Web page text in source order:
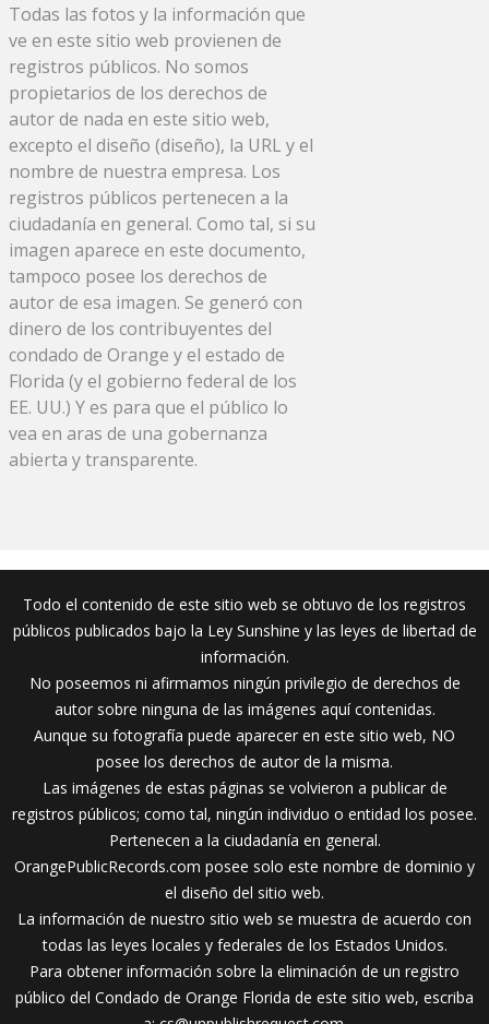
Todas las fotos y la información que
ve en este sitio web provienen de
registros públicos. No somos
propietarios de los derechos de
autor de nada en este sitio web,
excepto el diseño (diseño), la URL y el
nombre de nuestra empresa. Los
registros públicos pertenecen a la
ciudadanía en general. Como tal, si su
imagen aparece en este documento,
tampoco posee los derechos de
autor de esa imagen. Se generó con
dinero de los contribuyentes del
condado de Orange y el estado de
Florida (y el gobierno federal de los
EE. UU.) Y es para que el público lo
vea en aras de una gobernanza
abierta y transparente.
Todo el contenido de este sitio web se obtuvo de los registros
públicos publicados bajo la Ley Sunshine y las leyes de libertad de
información.
No poseemos ni afirmamos ningún privilegio de derechos de
autor sobre ninguna de las imágenes aquí contenidas.
Aunque su fotografía puede aparecer en este sitio web, NO
posee los derechos de autor de la misma.
Las imágenes de estas páginas se volvieron a publicar de
registros públicos; como tal, ningún individuo o entidad los posee.
Pertenecen a la ciudadanía en general.
OrangePublicRecords.com posee solo este nombre de dominio y
el diseño del sitio web.
La información de nuestro sitio web se muestra de acuerdo con
todas las leyes locales y federales de los Estados Unidos.
Para obtener información sobre la eliminación de un registro
público del Condado de Orange Florida de este sitio web, escriba